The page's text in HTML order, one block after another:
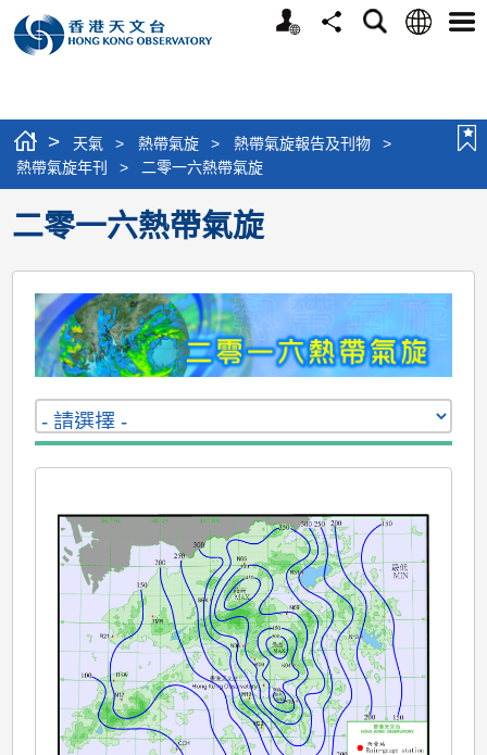
個
分
搜
語
選
> 天氣 > 熱帶氣旋 > 熱帶氣旋報告及刊物
>
熱帶氣旋年刊
> 二零一六熱帶氣旋
二零一六熱帶氣旋